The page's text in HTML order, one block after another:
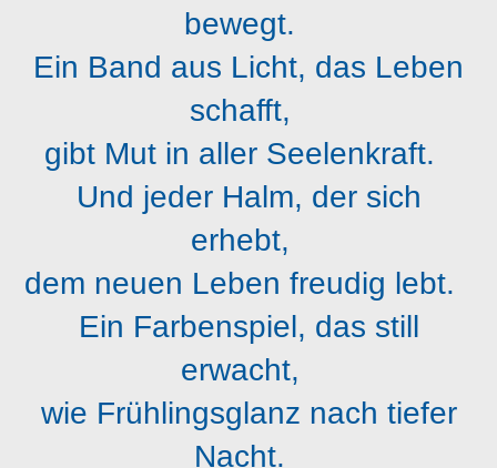
bewegt.
Ein Band aus Licht, das Leben
schafft,
gibt Mut in aller Seelenkraft.
Und jeder Halm, der sich
erhebt,
dem neuen Leben freudig lebt.
Ein Farbenspiel, das still
erwacht,
wie Frühlingsglanz nach tiefer
Nacht.